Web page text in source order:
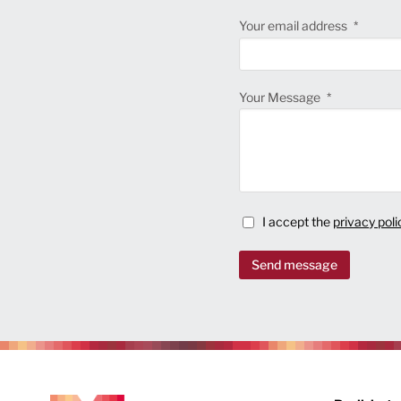
Your email address
Your Message
I accept the privacy
Send message